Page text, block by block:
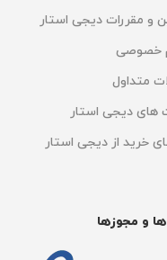
شارژ
قابل پوشش
و مقررات دیجی استار
خصوصی
متداول
های دیجی استار
خرید از دیجی استار
ها و مجوزها